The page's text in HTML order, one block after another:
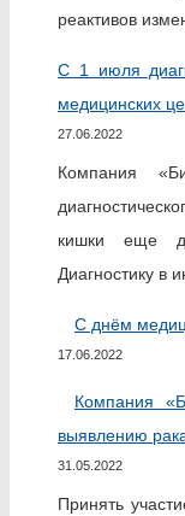
реактивов
С 1 июля
медицинских
27.06.2022
Компания
кишки еще
Диагностику в
С днём
17.06.2022
Компания
выявлению
31.05.2022
Принять